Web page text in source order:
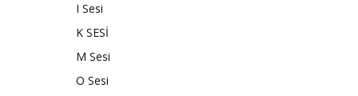
I Sesi
K SESİ
M Sesi
O Sesi